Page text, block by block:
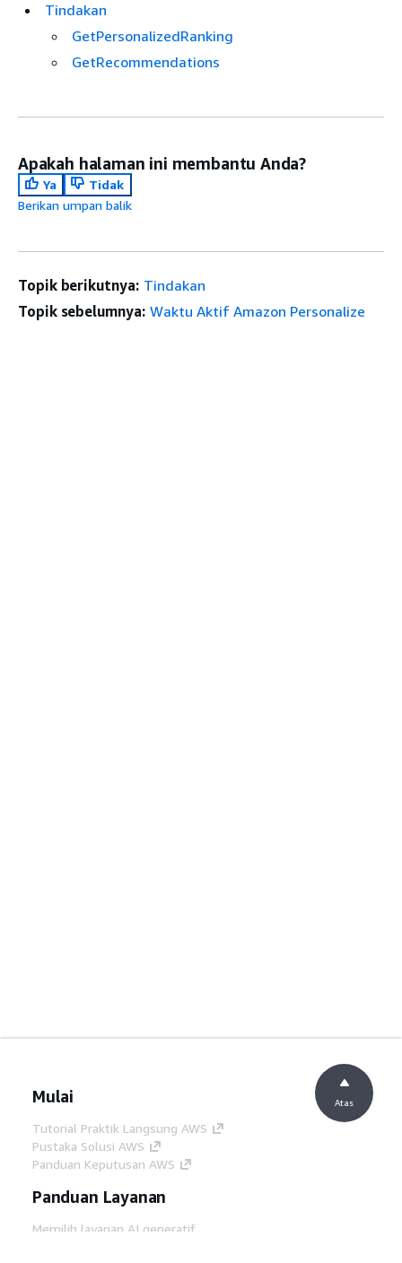
Tindakan
GetPersonalizedRanking
GetRecommendations
Apakah halaman ini membantu Anda?
Ya
Tidak
Berikan umpan balik
Topik berikutnya: Tindakan
Topik sebelumnya: Waktu Aktif Amazon Personalize
Mulai
Tutorial Praktik Langsung AWS
Pustaka Solusi AWS
Panduan Keputusan AWS
Panduan Layanan
Memilih layanan AI generatif
Atas